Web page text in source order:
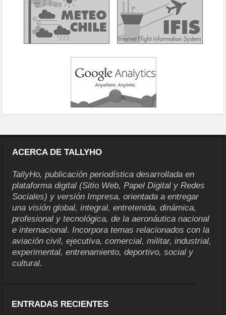
ACERCA DE TALLYHO
TallyHo, publicación periodística desarrollada en
plataforma digital (Sitio Web, Papel Digital y Redes
Sociales) y versión Impresa, orientada a entregar
una visión global, integral, entretenida, dinámica,
profesional y tecnológica, de la aeronáutica nacional
e internacional. Incorpora temas relacionados con la
aviación civil, ejecutiva, comercial, militar, industrial,
experimental, entrenamiento, deportivo, social y
cultural.
ENTRADAS RECIENTES